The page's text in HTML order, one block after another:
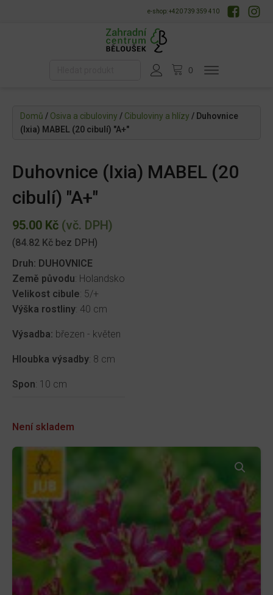
e-shop: +420 739 359 410
Domů / Osiva a cibuloviny / Cibuloviny a hlízy / Duhovnice
(Ixia) MABEL (20 cibulí) "A+"
Duhovnice (Ixia) MABEL (20
cibulí) "A+"
95.00 Kč (vč. DPH)
(84.82 Kč bez DPH)
Druh: DUHOVNICE
Země původu: Holandsko
Velikost cibule: 5/+
Výška rostliny: 40 cm
Výsadba: březen - květen
Hloubka výsadby: 8 cm
Spon: 10 cm
Není skladem